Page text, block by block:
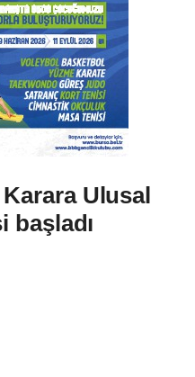
Ulusal
başladı